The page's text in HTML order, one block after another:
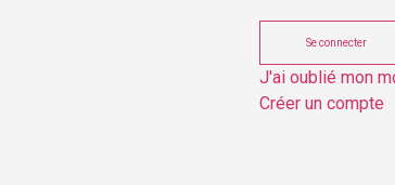
Créer un compte